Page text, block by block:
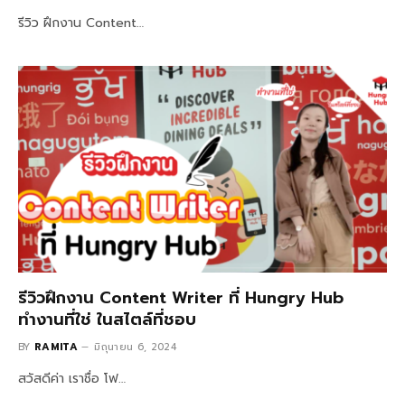
รีวิว ฝึกงาน Content…
รีวิวฝึกงาน Content Writer ที่ Hungry Hub
ทำงานที่ใช่ ในสไตล์ที่ชอบ
BY RAMITA มิถุนายน 6, 2024
สวัสดีค่า เราชื่อ โฟ…